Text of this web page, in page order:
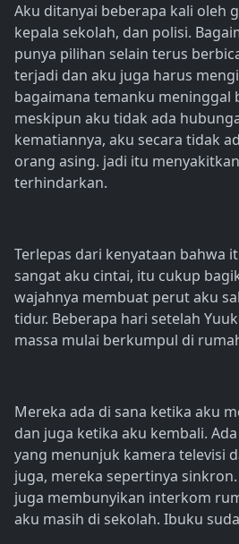
Aku ditanyai beberapa kali oleh
kepala sekolah, dan polisi.
punya pilihan selain terus
terjadi dan aku juga harus
bagaimana temanku meninggal
meskipun aku tidak ada
kematiannya, aku secara tidak
orang asing. jadi itu
terhindarkan.
Terlepas dari kenyataan bahwa
sangat aku cintai, itu cukup
wajahnya membuat perut aku
tidur. Beberapa hari setelah
massa mulai berkumpul di
Mereka ada di sana ketika aku
dan juga ketika aku kembali.
yang menunjuk kamera televisi
juga, mereka sepertinya
juga membunyikan interkom
aku masih di sekolah. Ibuku